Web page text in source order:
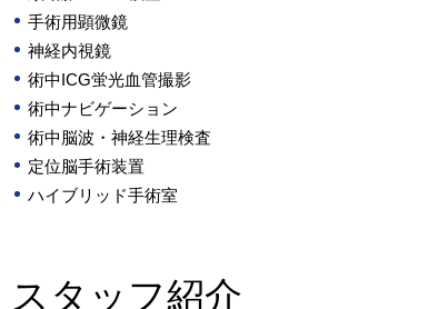
手術用顕微鏡
神経内視鏡
術中ICG蛍光血管撮影
術中ナビゲーション
術中脳波・神経生理検査
定位脳手術装置
ハイブリッド手術室
スタッフ紹介